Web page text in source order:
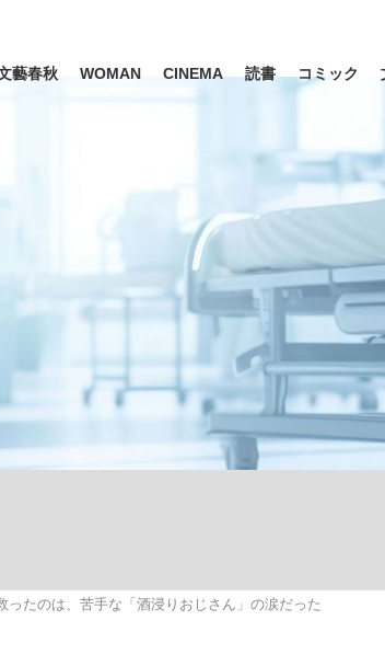
「最悪の空気のまま解散」WBC日本代表“敗
観る将棋、読む将棋
藝春秋 WOMAN CINEMA 読書 コミック
#内田有紀
#松田聖子
たのは、苦手な「酒浸りおじさん」の涙だった